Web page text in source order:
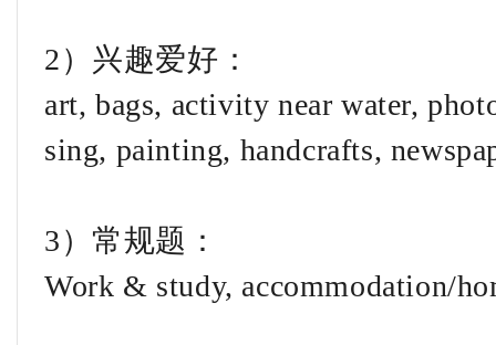
2）兴趣爱好：
art, bags, activity near water,
sing, painting, handcrafts,
3）常规题：
Work & study, accommodation/